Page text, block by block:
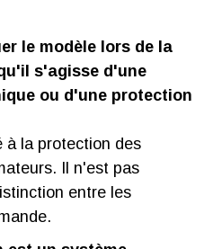
le modèle lors de la
s'agisse d'une
ou d'une protection
à la protection des
Il n'est pas
entre les